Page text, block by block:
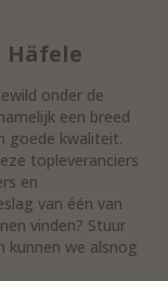
Häfele
onder de
een breed
goede kwaliteit.
topleveranciers
en
van één van
vinden? Stuur
kunnen we alsnog